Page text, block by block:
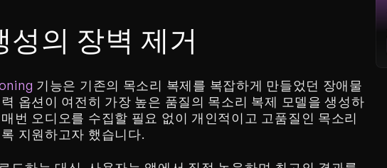
의 장벽 제거
기능은 기존의 목소리 복제를 복잡하게 만들었던 장애물
옵션이 여전히 가장 높은 품질의 목소리 복제 모델을 생성하
번 오디오를 수집할 필요 없이 개인적이고 고품질인 목소리
지원하고자 했습니다.